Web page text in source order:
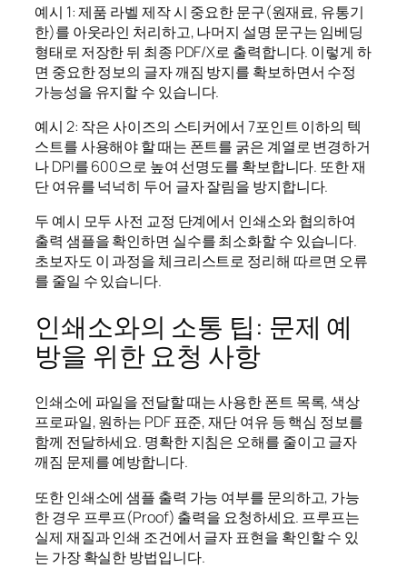
예시 1: 제품 라벨 제작 시 중요한 문구(원재료, 유통기
한)를 아웃라인 처리하고, 나머지 설명 문구는 임베딩
형태로 저장한 뒤 최종 PDF/X로 출력합니다. 이렇게 하
면 중요한 정보의 글자 깨짐 방지를 확보하면서 수정
가능성을 유지할 수 있습니다.
예시 2: 작은 사이즈의 스티커에서 7포인트 이하의 텍
스트를 사용해야 할 때는 폰트를 굵은 계열로 변경하거
나 DPI를 600으로 높여 선명도를 확보합니다. 또한 재
단 여유를 넉넉히 두어 글자 잘림을 방지합니다.
두 예시 모두 사전 교정 단계에서 인쇄소와 협의하여
출력 샘플을 확인하면 실수를 최소화할 수 있습니다.
초보자도 이 과정을 체크리스트로 정리해 따르면 오류
를 줄일 수 있습니다.
인쇄소와의 소통 팁: 문제 예
방을 위한 요청 사항
인쇄소에 파일을 전달할 때는 사용한 폰트 목록, 색상
프로파일, 원하는 PDF 표준, 재단 여유 등 핵심 정보를
함께 전달하세요. 명확한 지침은 오해를 줄이고 글자
깨짐 문제를 예방합니다.
또한 인쇄소에 샘플 출력 가능 여부를 문의하고, 가능
한 경우 프루프(Proof) 출력을 요청하세요. 프루프는
실제 재질과 인쇄 조건에서 글자 표현을 확인할 수 있
는 가장 확실한 방법입니다.